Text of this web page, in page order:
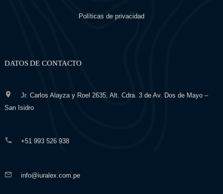
Políticas de privacidad
DATOS DE CONTACTO
Jr. Carlos Alayza y Roel 2635, Alt. Cdra. 3 de Av. Dos de Mayo –
San Isidro
+51 993 526 938
info@iuralex.com.pe